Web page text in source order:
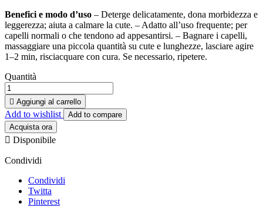
Benefici e modo d’uso – Deterge delicatamente, dona morbidezza e
leggerezza; aiuta a calmare la cute. – Adatto all’uso frequente; per
capelli normali o che tendono ad appesantirsi. – Bagnare i capelli,
massaggiare una piccola quantità su cute e lunghezze, lasciare agire
1–2 min, risciacquare con cura. Se necessario, ripetere.
Quantità
 Aggiungi al carrello
Add to wishlist
Add to compare
Acquista ora
 Disponibile
Condividi
Condividi
Twitta
Pinterest